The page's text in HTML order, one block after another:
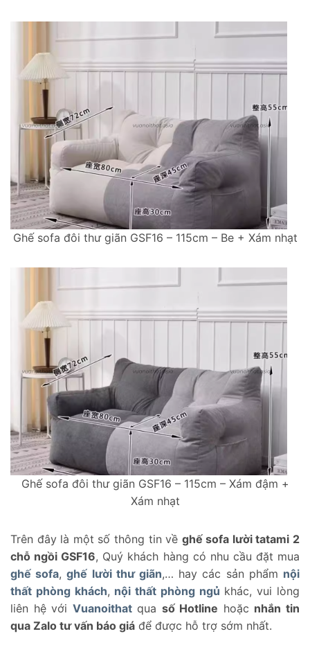
Ghế sofa đôi thư giãn GSF16 – 115cm – Be + Xám nhạt
Ghế sofa đôi thư giãn GSF16 – 115cm – Xám đậm +
Xám nhạt
Trên đây là một số thông tin về ghế sofa lười tatami 2
chỗ ngồi GSF16, Quý khách hàng có nhu cầu đặt mua
ghế sofa,ghế lười thư giãn,… hay các sản phẩm nội
thất phòng khách, nội thất phòng ngủ khác, vui lòng
liên hệ với Vuanoithatqua số Hotline hoặc nhắn tin
qua Zalo tư vấn báo giá để được hỗ trợ sớm nhất.